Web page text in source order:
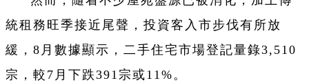
統租務旺季接近尾聲，投資客入市步伐有所放
緩，8月數據顯示，二手住宅市場登記量錄3,510
宗，較7月下跌391宗或11%。